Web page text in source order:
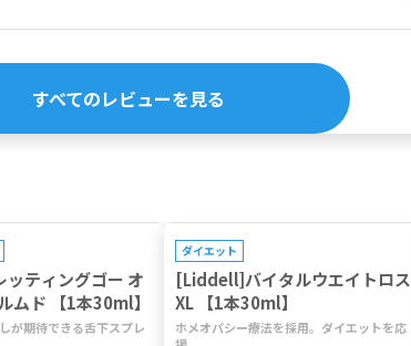
すべてのレビューを見る
ッティングゴー オ
ムド 【1本30ml】
が期待できる舌下スプレ
ダイエット
[Liddell]バイタルウエイトロス
XL 【1本30ml】
ホメオパシー療法を採用。ダイエットを応